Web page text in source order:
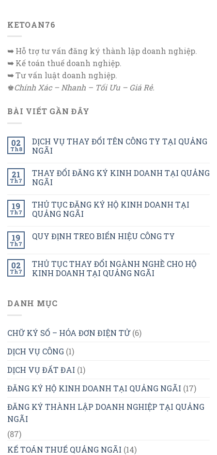
KETOAN76
➥Hỗ trợ tư vấn đăng ký thành lập doanh nghiệp.
➥Kế toán thuế doanh nghiệp.
➥Tư vấn luật doanh nghiệp.
♚Chính Xác – Nhanh – Tối Ưu – Giá Rẻ.
BÀI VIẾT GẦN ĐÂY
02
Th8
DỊCH VỤ THAY ĐỔI TÊN CÔNG TY TẠI QUẢNG
NGÃI
21
Th7
THAY ĐỔI ĐĂNG KÝ KINH DOANH TẠI QUẢNG
NGÃI
19
Th7
THỦ TỤC ĐĂNG KÝ HỘ KINH DOANH TẠI
QUẢNG NGÃI
19
Th7
QUY ĐỊNH TREO BIỂN HIỆU CÔNG TY
02
Th7
THỦ TỤC THAY ĐỔI NGÀNH NGHỀ CHO HỘ
KINH DOANH TẠI QUẢNG NGÃI
DANH MỤC
CHỮ KÝ SỐ – HÓA ĐƠN ĐIỆN TỬ(6)
DỊCH VỤ CÔNG (1)
DỊCH VỤ ĐẤT ĐAI (1)
ĐĂNG KÝ HỘ KINH DOANH TẠI QUẢNG NGÃI (17)
ĐĂNG KÝ THÀNH LẬP DOANH NGHIỆP TẠI QUẢNG
NGÃI
(87)
KẾ TOÁN THUẾ QUẢNG NGÃI (14)